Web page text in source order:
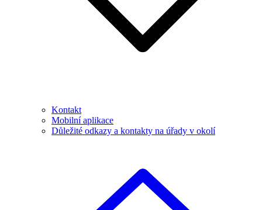
Kontakt
Mobilní aplikace
Důležité odkazy a kontakty na úřady v okolí